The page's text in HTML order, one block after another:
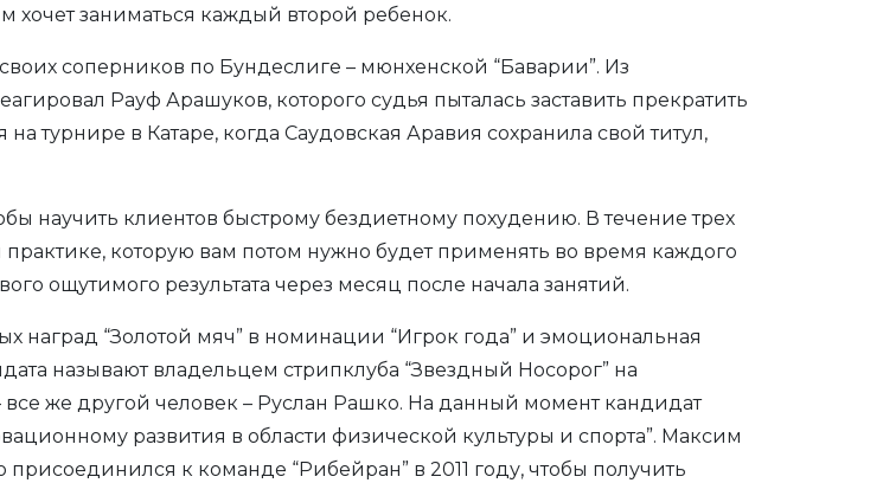
заниматься каждый второй ребенок.
соперников по Бундеслиге – мюнхенской “Баварии”. Из
Рауф Арашуков, которого судья пыталась заставить прекратить
турнире в Катаре, когда Саудовская Аравия сохранила свой титул,
научить клиентов быстрому бездиетному похудению. В течение трех
которую вам потом нужно будет применять во время каждого
ощутимого результата через месяц после начала занятий.
“Золотой мяч” в номинации “Игрок года” и эмоциональная
называют владельцем стрипклуба “Звездный Носорог” на
же другой человек – Руслан Рашко. На данный момент кандидат
развития в области физической культуры и спорта”. Максим
к команде “Рибейран” в 2011 году, чтобы получить